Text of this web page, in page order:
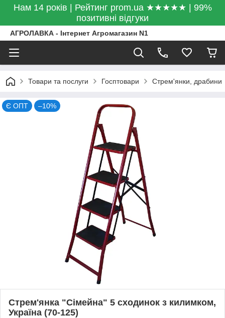
Нам 14 років | Рейтинг prom.ua ★★★★★ | 99%
позитивні відгуки
АГРОЛАВКА - Інтернет Агромагазин N1
Товари та послуги Госптовари Стрем'янки, драбини
Є ОПТ –10%
Стрем'янка "Сімейна" 5 сходинок з килимком,
Україна (70-125)